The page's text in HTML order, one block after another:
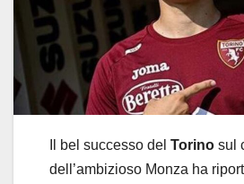
Il bel successo del Torino sul
dell’ambizioso Monza ha